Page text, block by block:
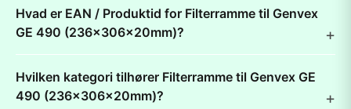
Hvad er EAN / Produktid for Filterramme til Genvex
GE 490 (236x306x20mm)?
Hvilken kategori tilhører Filterramme til Genvex GE
490 (236x306x20mm)?